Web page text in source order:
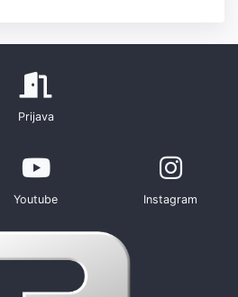
Prijava
Youtube Instagram